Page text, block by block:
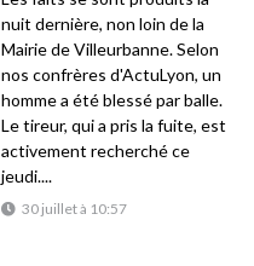
30 juillet à 10:57
nuit dernière, non loin de la
Mairie de Villeurbanne. Selon
nos confrères d'ActuLyon, un
homme a été blessé par balle.
Le tireur, qui a pris la fuite, est
activement recherché ce
jeudi....